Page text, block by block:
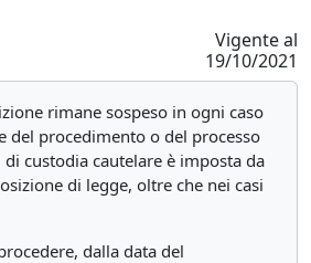
Vigente al
19/10/2021
rimane sospeso in ogni caso
del procedimento o del processo
custodia cautelare è imposta da
di legge, oltre che nei casi
dalla data del